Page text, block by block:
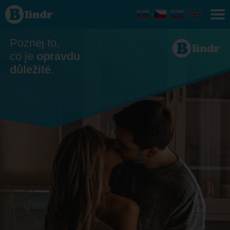
Seznamka
Ladce
Poznej to,
co je opravdu
důležité.